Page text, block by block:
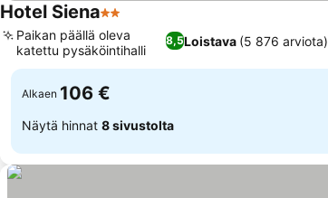
Hotel Siena2 Tähtiluokitus
8,5Loistava (5 876 arviota)
Paikan päällä oleva
katettu pysäköintihalli
Alkaen 106 €
Näytä hinnat 8 sivustolta